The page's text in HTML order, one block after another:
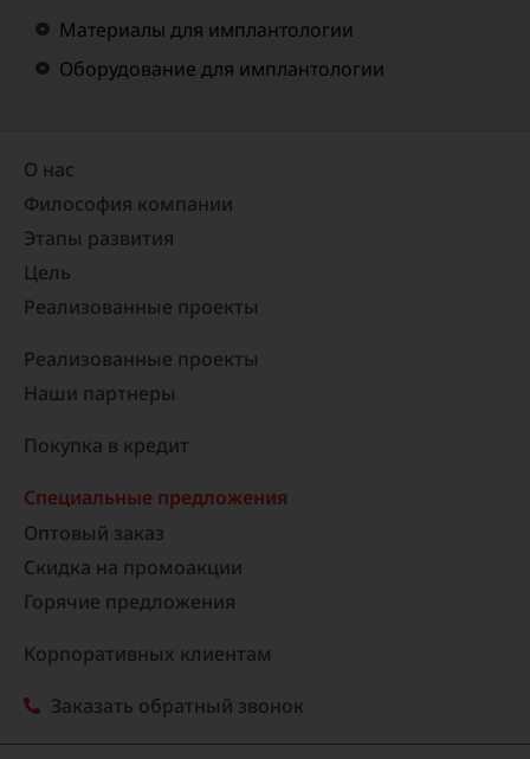
Материалы для имплантологии
Оборудование для имплантологии
О нас
Философия компании
Этапы развития
Цель
Реализованные проекты​
Реализованные проекты
Наши партнеры
Покупка в кредит
Специальные предложения
Оптовый заказ
Скидка на промоакции
Горячие предложения
Корпоративных клиентам
Заказать обратный звонок